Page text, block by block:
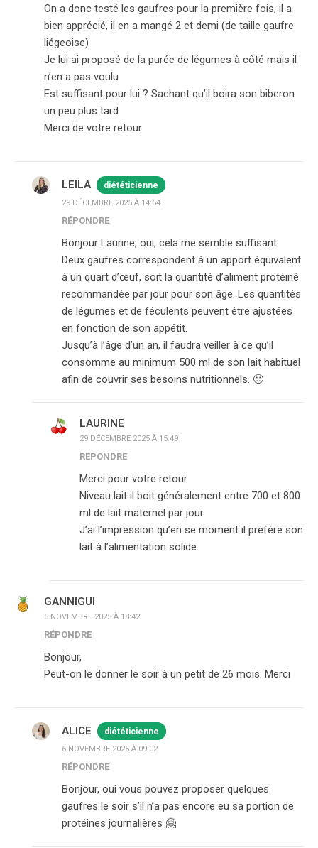
On a donc testé les gaufres pour la première fois, il a
bien apprécié, il en a mangé 2 et demi (de taille gaufre
liégeoise)
Je lui ai proposé de la purée de légumes à côté mais il
n’en a pas voulu
Est suffisant pour lui ? Sachant qu’il boira son biberon
un peu plus tard
Merci de votre retour
LEILA diététicienne
29 DÉCEMBRE 2025 À 14:54
RÉPONDRE
Bonjour Laurine, oui, cela me semble suffisant.
Deux gaufres correspondent à un apport équivalent
à un quart d’œuf, soit la quantité d’aliment protéiné
recommandée par jour pour son âge. Les quantités
de légumes et de féculents peuvent être ajustées
en fonction de son appétit.
Jusqu’à l’âge d’un an, il faudra veiller à ce qu’il
consomme au minimum 500 ml de son lait habituel
afin de couvrir ses besoins nutritionnels. 🙂
LAURINE
29 DÉCEMBRE 2025 À 15:49
RÉPONDRE
Merci pour votre retour
Niveau lait il boit généralement entre 700 et 800
ml de lait maternel par jour
J’ai l’impression qu’en se moment il préfère son
lait à l’alimentation solide
GANNIGUI
5 NOVEMBRE 2025 À 18:42
RÉPONDRE
Bonjour,
Peut-on le donner le soir à un petit de 26 mois. Merci
ALICE diététicienne
6 NOVEMBRE 2025 À 09:02
RÉPONDRE
Bonjour, oui vous pouvez proposer quelques
gaufres le soir s’il n’a pas encore eu sa portion de
protéines journalières 🤗